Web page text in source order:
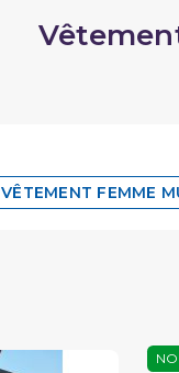
VÊTEMENT FEMME